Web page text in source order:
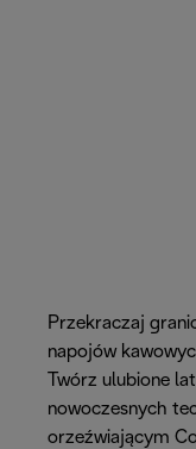
Przekraczaj
napojów
Twórz ulubione
nowoczesnych
orzeźwiającym